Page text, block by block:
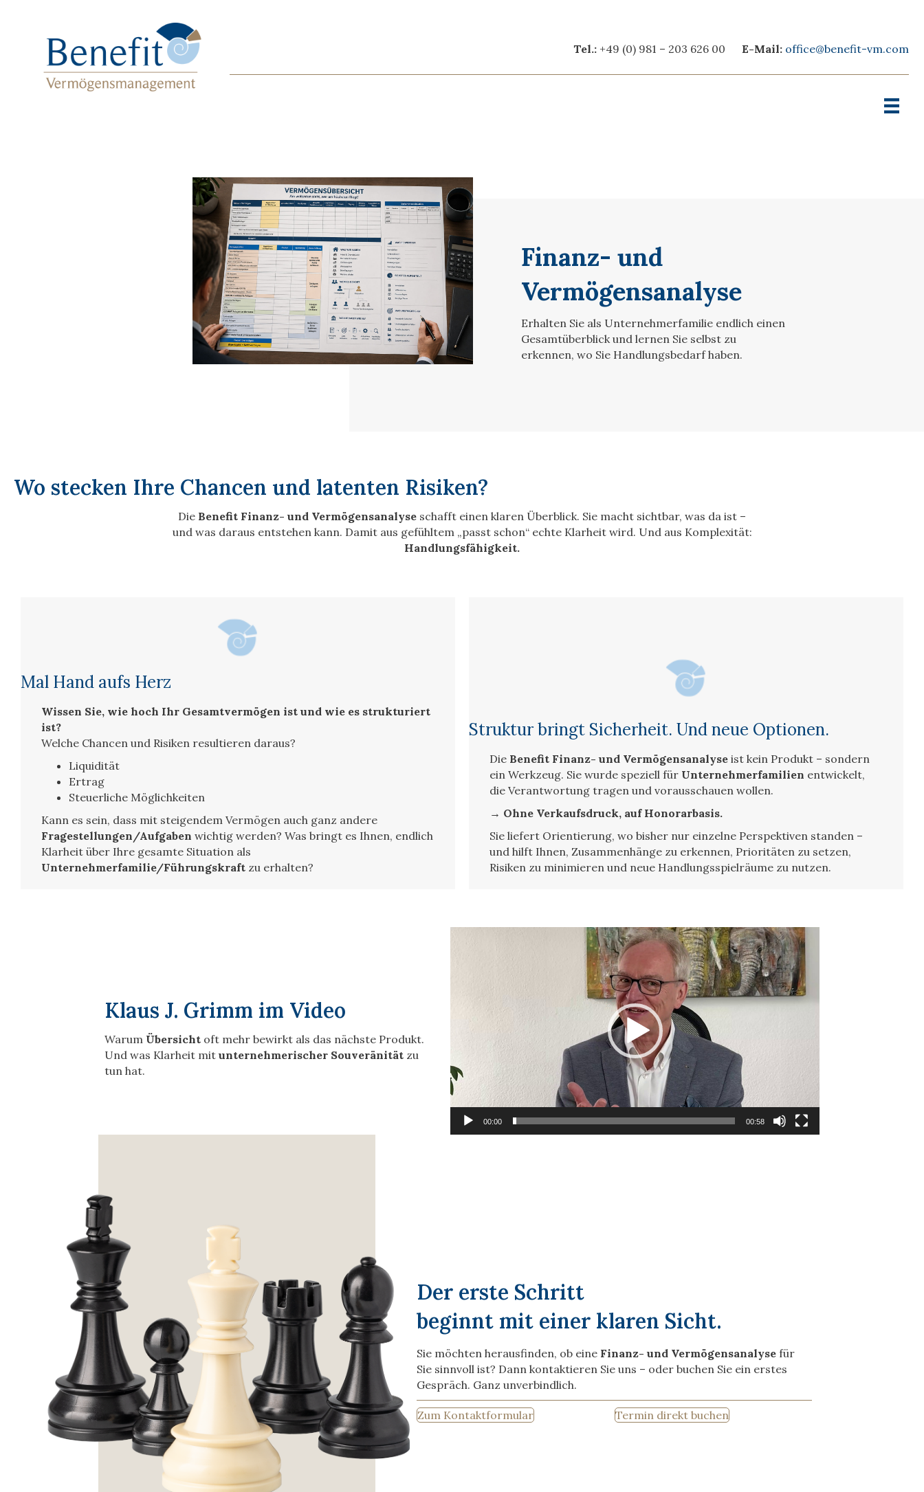
Tel.: +49 (0) 981 – 203 626 00 E-Mail: office@benefit-vm.com
Finanz- und
Vermögensanalyse
Erhalten Sie als Unternehmerfamilie endlich einen
Gesamtüberblick und lernen Sie selbst zu
erkennen, wo Sie Handlungsbedarf haben.
Wo stecken Ihre Chancen und latenten Risiken?
Die Benefit Finanz- und Vermögensanalyse schafft einen klaren Überblick. Sie macht sichtbar, was da ist –
und was daraus entstehen kann. Damit aus gefühltem „passt schon“ echte Klarheit wird. Und aus Komplexität:
Handlungsfähigkeit.
Mal Hand aufs Herz
Wissen Sie, wie hoch Ihr Gesamtvermögen ist und wie es strukturiert
ist?
Welche Chancen und Risiken resultieren daraus?
Liquidität
Ertrag
Steuerliche Möglichkeiten
Kann es sein, dass mit steigendem Vermögen auch ganz andere
Fragestellungen/Aufgaben wichtig werden? Was bringt es Ihnen, endlich
Klarheit über Ihre gesamte Situation als
Unternehmerfamilie/Führungskraft zu erhalten?
Struktur bringt Sicherheit. Und neue Optionen.
Die Benefit Finanz- und Vermögensanalyse ist kein Produkt – sondern
ein Werkzeug. Sie wurde speziell für Unternehmerfamilien entwickelt,
die Verantwortung tragen und vorausschauen wollen.
→ Ohne Verkaufsdruck, auf Honorarbasis.
Sie liefert Orientierung, wo bisher nur einzelne Perspektiven standen –
und hilft Ihnen, Zusammenhänge zu erkennen, Prioritäten zu setzen,
Risiken zu minimieren und neue Handlungsspielräume zu nutzen.
Klaus J. Grimm im Video
Warum Übersicht oft mehr bewirkt als das nächste Produkt.
Und was Klarheit mit unternehmerischer Souveränität zu
tun hat.
00:00 00:58
Der erste Schritt
beginnt mit einer klaren Sicht.
Sie möchten herausfinden, ob eine Finanz- und Vermögensanalyse für
Sie sinnvoll ist? Dann kontaktieren Sie uns – oder buchen Sie ein erstes
Gespräch. Ganz unverbindlich.
Zum Kontaktformular Termin direkt buchen